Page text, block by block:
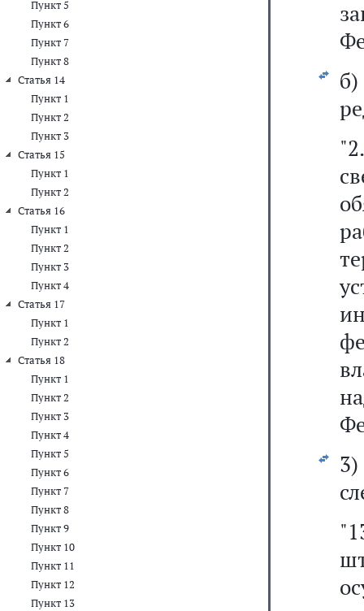
Пункт 5
Пункт 6
Пункт 7
Пункт 8
Статья 14
Пункт 1
Пункт 2
Пункт 3
Статья 15
Пункт 1
Пункт 2
Статья 16
Пункт 1
Пункт 2
Пункт 3
Пункт 4
Статья 17
Пункт 1
Пункт 2
Статья 18
Пункт 1
Пункт 2
Пункт 3
Пункт 4
Пункт 5
Пункт 6
Пункт 7
Пункт 8
Пункт 9
Пункт 10
Пункт 11
Пункт 12
Пункт 13